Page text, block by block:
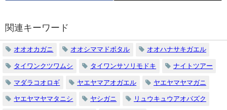
関連キーワード
オオオカガニ オオシママドボタル オオハナサキガエル
タイワンクツワムシ タイワンサソリモドキ ナイトツアー
マダラコオロギ ヤエヤマアオガエル ヤエヤマヤマガニ
ヤエヤマヤマタニシ ヤシガニ リュウキュウアオバズク